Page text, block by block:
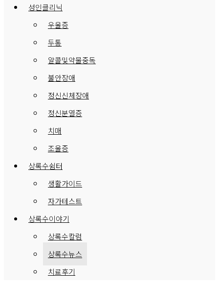
성인클리닉
우울증
두통
알콜및약물중독
불안장애
정신신체장애
정신분열증
치매
조울증
상록수쉼터
생활가이드
자가테스트
상록수이야기
상록수칼럼
상록수뉴스
치료후기